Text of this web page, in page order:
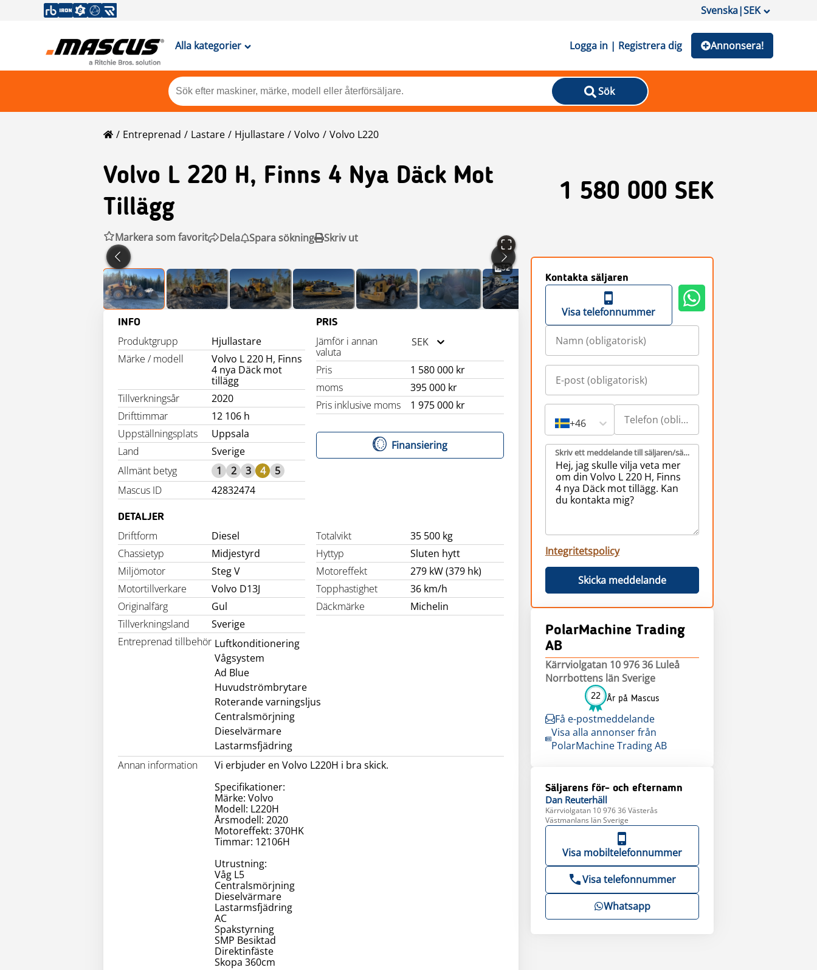
Svenska|SEK
Alla kategorier Logga in | Registrera dig Annonsera!
Sök
Entreprenad Lastare Hjullastare Volvo Volvo L220
Volvo L 220 H, Finns 4 Nya Däck Mot
Tillägg
1 580 000 SEK
Markera som favorit Dela Spara sökning Skriv ut
32
INFO
Produktgrupp
Hjullastare
Märke / modell
Volvo L 220 H, Finns
4 nya Däck mot
tillägg
Tillverkningsår
2020
Drifttimmar
12 106 h
Uppställningsplats
Uppsala
Land
Sverige
Allmänt betyg
1 2 3 4
5
Mascus ID
42832474
PRIS
Jämför i annan
valuta
SEK
Pris
1 580 000 kr
moms
395 000 kr
Pris inklusive moms
1 975 000 kr
Finansiering
DETALJER
Driftform Diesel Totalvikt
35 500 kg
Chassietyp
Midjestyrd Hyttyp
Sluten hytt
Miljömotor
Steg V Motoreffekt
279 kW (379 hk)
Motortillverkare
Volvo D13J Topphastighet
36 km/h
Originalfärg
Gul Däckmärke
Michelin
Tillverkningsland
Sverige
Entreprenad tillbehör Luftkonditionering
Vågsystem
Ad Blue
Huvudströmbrytare
Roterande varningsljus
Centralsmörjning
Dieselvärmare
Lastarmsfjädring
Annan information
Vi erbjuder en Volvo L220H i bra skick.
Specifikationer:
Märke: Volvo
Modell: L220H
Årsmodell: 2020
Motoreffekt: 370HK
Timmar: 12106H
Utrustning:
Våg L5
Centralsmörjning
Dieselvärmare
Lastarmsfjädring
AC
Spakstyrning
SMP Besiktad
Direktinfäste
Skopa 360cm
Kontakta säljaren
Visa telefonnummer
+46
Skriv ett meddelande till säljaren/säljarna (obligatorisk)
Integritetspolicy
Skicka meddelande
PolarMachine Trading
AB
Kärrviolgatan 10 976 36 Luleå
Norrbottens län Sverige
22 År på Mascus
Få e-postmeddelande
Visa alla annonser från
PolarMachine Trading AB
Säljarens för- och efternamn
Dan Reuterhäll
Kärrviolgatan 10 976 36 Västerås
Västmanlans län Sverige
Visa mobiltelefonnummer
Visa telefonnummer
Whatsapp